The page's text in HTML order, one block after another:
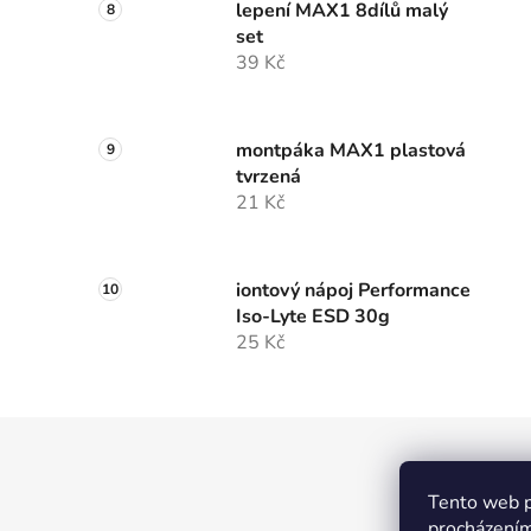
Tento web
lepení MAX1 8dílů malý
set
39 Kč
montpáka MAX1 plastová
tvrzená
21 Kč
iontový nápoj Performance
Iso-Lyte ESD 30g
25 Kč